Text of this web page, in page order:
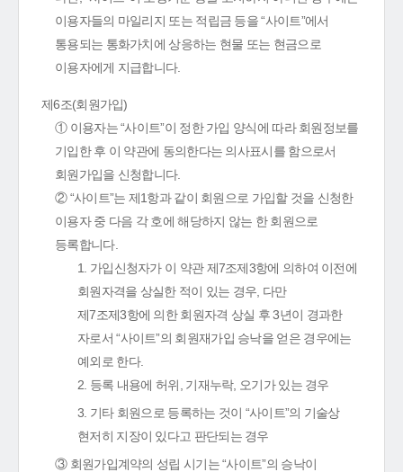
이용자들의 마일리지 또는 적립금 등을 “사이트”에서
통용되는 통화가치에 상응하는 현물 또는 현금으로
이용자에게 지급합니다.
제6조(회원가입)
① 이용자는 “사이트”이 정한 가입 양식에 따라 회원정보를
기입한 후 이 약관에 동의한다는 의사표시를 함으로서
회원가입을 신청합니다.
② “사이트”는 제1항과 같이 회원으로 가입할 것을 신청한
이용자 중 다음 각 호에 해당하지 않는 한 회원으로
등록합니다.
1. 가입신청자가 이 약관 제7조제3항에 의하여 이전에
회원자격을 상실한 적이 있는 경우, 다만
제7조제3항에 의한 회원자격 상실 후 3년이 경과한
자로서 “사이트”의 회원재가입 승낙을 얻은 경우에는
예외로 한다.
2. 등록 내용에 허위, 기재누락, 오기가 있는 경우
3. 기타 회원으로 등록하는 것이 “사이트”의 기술상
현저히 지장이 있다고 판단되는 경우
③ 회원가입계약의 성립 시기는 “사이트”의 승낙이